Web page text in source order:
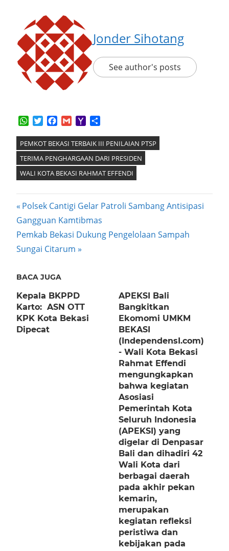
Jonder Sihotang
See author's posts
WhatsApp
TwitterFacebook
GmailYahoo
PEMKOT BEKASI TERBAIK III PENILAIAN PTSP
TERIMA PENGHARGAAN DARI PRESIDEN
WALI KOTA BEKASI RAHMAT EFFENDI
Post
navigation
Previous
Post:
Polsek Cantigi Gelar Patroli Sambang Antisipasi
Gangguan Kamtibmas
Next
Post:
Pemkab Bekasi Dukung Pengelolaan Sampah
Sungai Citarum
BACA JUGA
Kepala BKPPD
Karto: ASN OTT
KPK Kota Bekasi
Dipecat
APEKSI Bali
Bangkitkan
Ekomomi UMKM
BEKASI
(IndependensI.com)
- Wali Kota Bekasi
Rahmat Effendi
mengungkapkan
bahwa kegiatan
Asosiasi
Pemerintah Kota
Seluruh Indonesia
(APEKSI) yang
digelar di Denpasar
Bali dan dihadiri 42
Wali Kota dari
berbagai daerah
pada akhir pekan
kemarin,
merupakan
kegiatan refleksi
peristiwa dan
kebijakan pada